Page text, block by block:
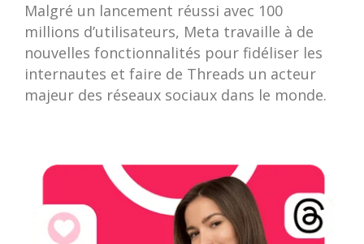
Malgré un lancement réussi avec 100
millions d’utilisateurs, Meta travaille à de
nouvelles fonctionnalités pour fidéliser les
internautes et faire de Threads un acteur
majeur des réseaux sociaux dans le monde.